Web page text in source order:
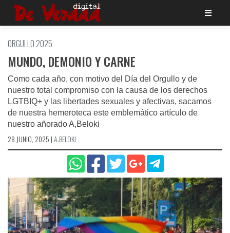
Saltar
ORGULLO 2025
MUNDO, DEMONIO Y CARNE
Como cada año, con motivo del Día del Orgullo y de
nuestro total compromiso con la causa de los derechos
LGTBIQ+ y las libertades sexuales y afectivas, sacamos
de nuestra hemeroteca este emblemático artículo de
nuestro añorado A,Beloki
28 JUNIO, 2025 |A.BELOKI